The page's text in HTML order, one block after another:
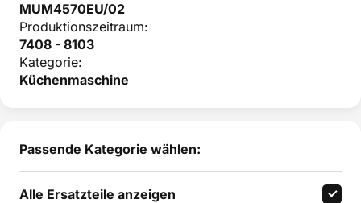
MUM4570EU/02
Produktionszeitraum:
7408 - 8103
Kategorie:
Küchenmaschine
Passende Kategorie wählen:
Alle Ersatzteile anzeigen